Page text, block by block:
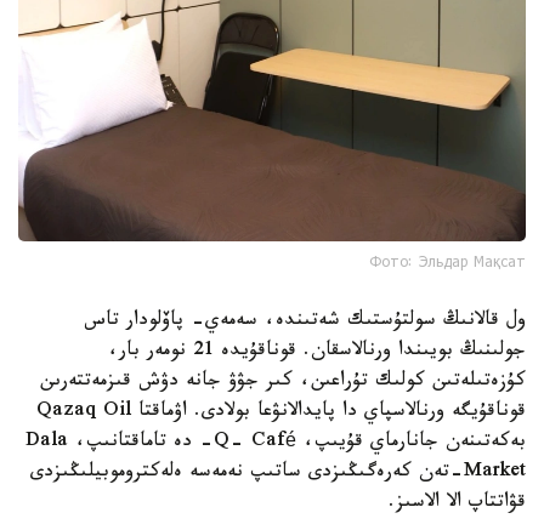
Фото: Эльдар Мақсат
ول قالانىڭ سولتۇستىك شەتىندە، سەمەي- پاۆلودار تاس
جولىنىڭ بويىندا ورنالاسقان. قوناقۇيدە 21 نومەر بار،
كۇزەتىلەتىن كولىك تۇراعىن، كىر جۋۋ جانە دۋش قىزمەتتەرىن
قوناقۇيگە ورنالاسپاي دا پايدالانۋعا بولادى. اۋماقتا Qazaq Oil
بەكەتىنەن جانارماي قۇيىپ، Q- Café- دە تاماقتانىپ، Dala
Market-تەن كەرەگىڭىزدى ساتىپ نەمەسە ەلەكتروموبيلىڭىزدى
قۋاتتاپ الا الاسىز.